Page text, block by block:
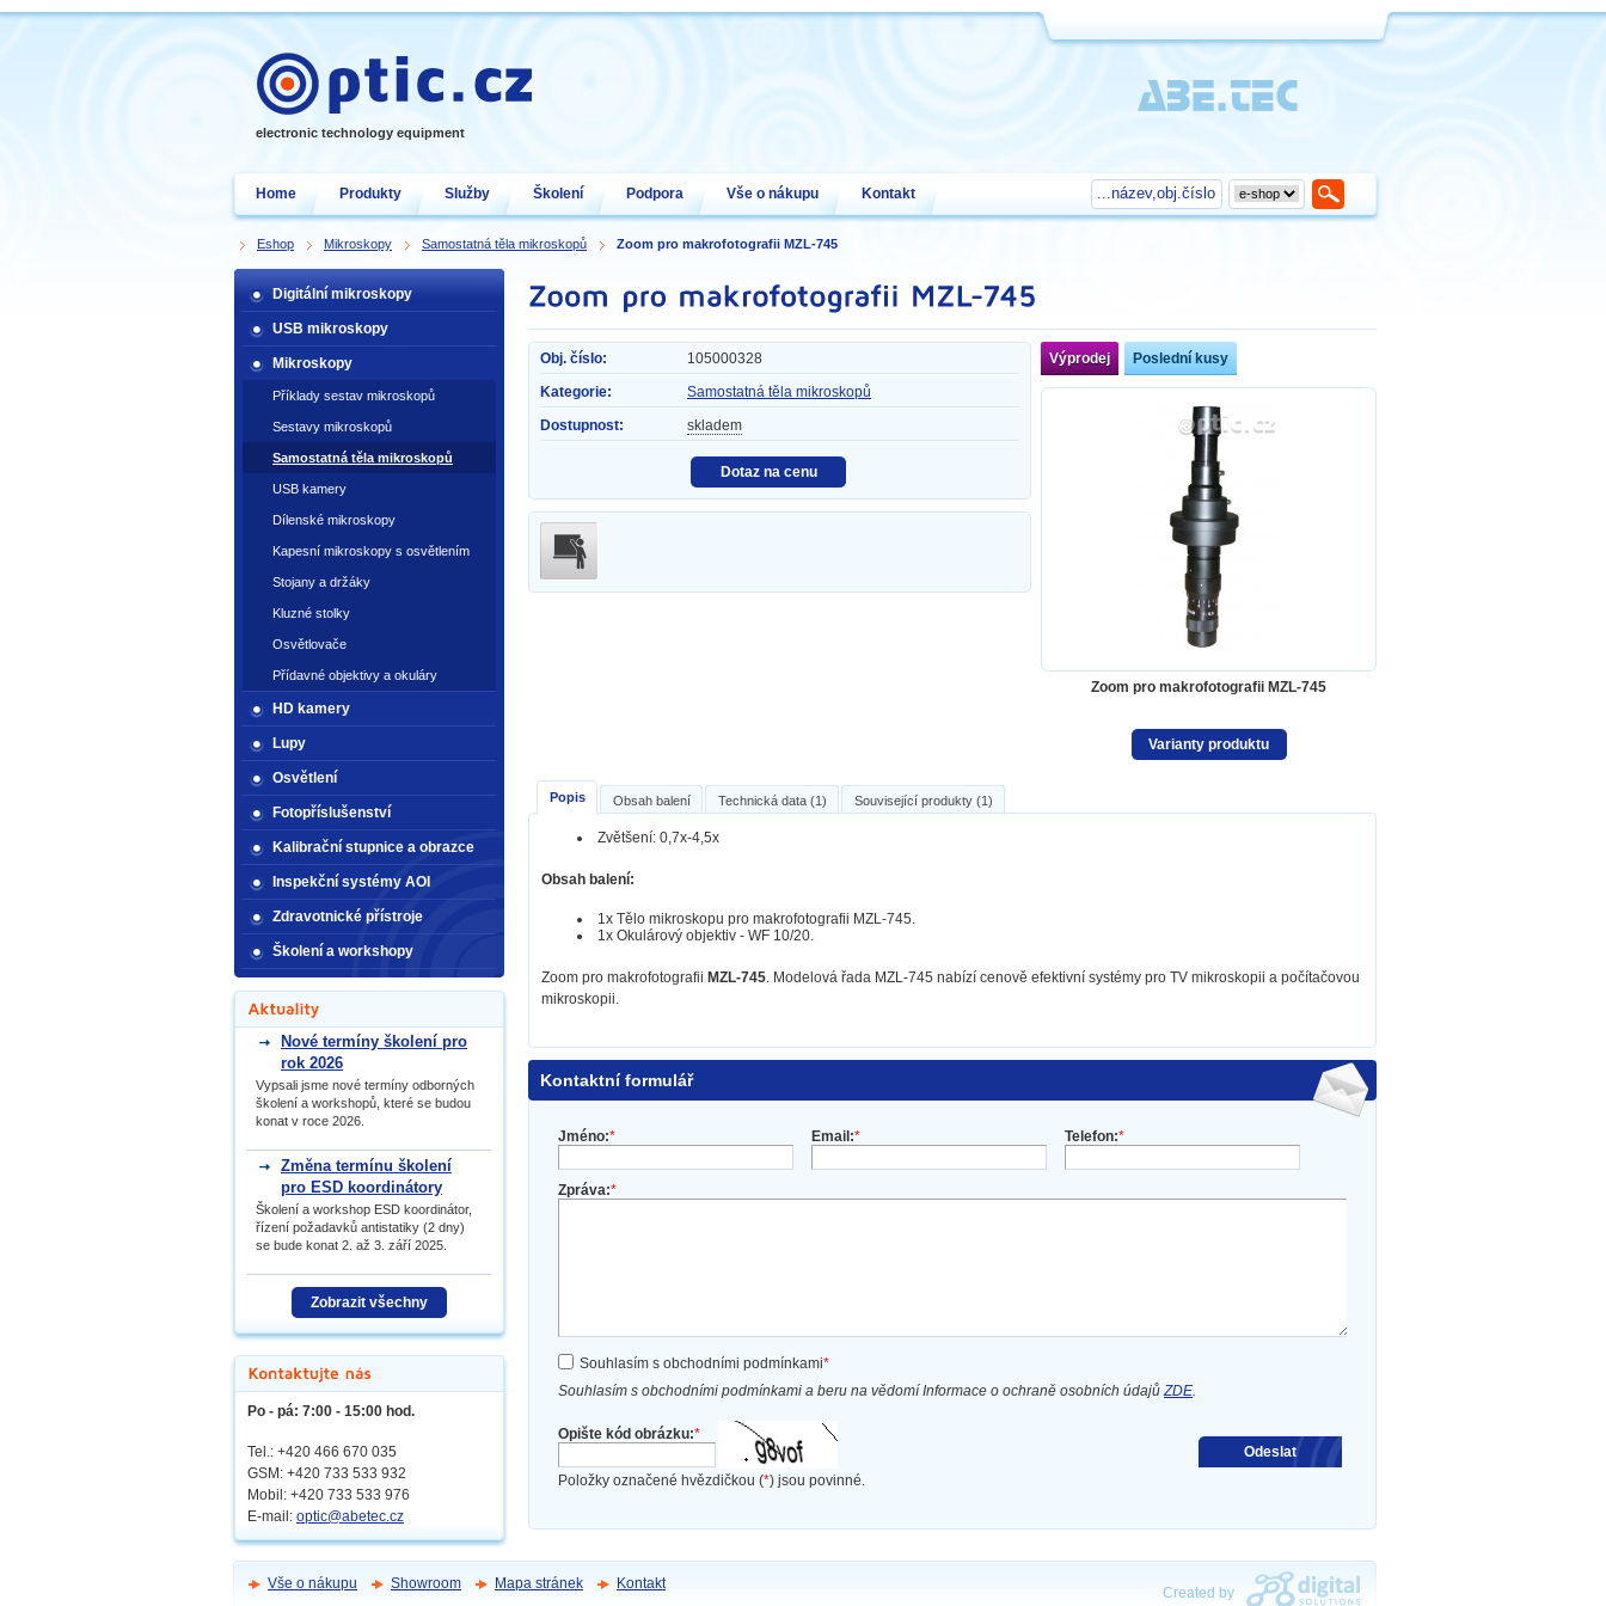
Eshop Mikroskopy Samostatná těla mikroskopů Zoom pro makrofotografii MZL-745
Obj. číslo:
105000328
Kategorie:
Samostatná těla mikroskopů
Dostupnost:
skladem
Dotaz na cenu
Výprodej Poslední kusy
Zoom pro makrofotografii MZL-745
Varianty produktu
Popis Obsah balení Technická data (1) Související produkty (1)
Zvětšení: 0,7x-4,5x
Obsah balení:
1x Tělo mikroskopu pro makrofotografii MZL-745.
1x Okulárový objektiv - WF 10/20.
Zoom pro makrofotografii MZL-745. Modelová řada MZL-745 nabízí cenově efektivní systémy pro TV mikroskopii a počítačovou
mikroskopii.
Kontaktní formulář
Jméno:* Email:* Telefon:*
Zpráva:*
Souhlasím s obchodními podmínkami*
Souhlasím s obchodními podmínkami a beru na vědomí Informace o ochraně osobních údajů ZDE
Opište kód obrázku:*
Položky označené hvězdičkou (*) jsou povinné.
Odeslat
Digitální mikroskopy
USB mikroskopy
Mikroskopy
Příklady sestav mikroskopů
Sestavy mikroskopů
Samostatná těla mikroskopů
USB kamery
Dílenské mikroskopy
Kapesní mikroskopy s osvětlením
Stojany a držáky
Kluzné stolky
Osvětlovače
Přídavné objektivy a okuláry
HD kamery
Lupy
Osvětlení
Fotopříslušenství
Kalibrační stupnice a obrazce
Inspekční systémy AOI
Zdravotnické přístroje
Školení a workshopy
Nové termíny školení pro
rok 2026
Vypsali jsme nové termíny odborných
školení a workshopů, které se budou
konat v roce 2026.
Změna termínu školení
pro ESD koordinátory
Školení a workshop ESD koordinátor,
řízení požadavků antistatiky (2 dny)
se bude konat 2. až 3. září 2025.
Zobrazit všechny
Po - pá: 7:00 - 15:00 hod.
Tel.: +420 466 670 035
GSM: +420 733 533 932
Mobil: +420 733 533 976
E-mail: optic@abetec.cz
Vše o nákupu Showroom Mapa stránek Kontakt
Created by
electronic technology equipment
Home Produkty Služby Školení Podpora Vše o nákupu Kontakt